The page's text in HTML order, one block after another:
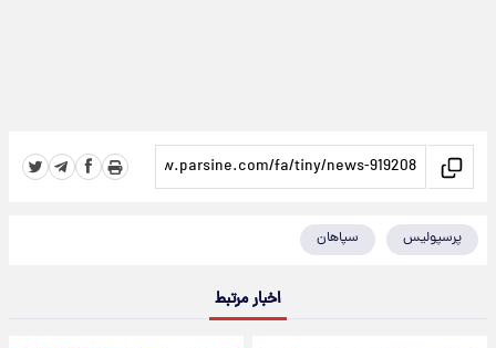
پرسپولیس سپاهان
اخبار مرتبط